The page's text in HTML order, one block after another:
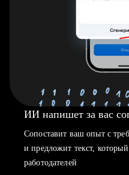
ИИ напишет за вас
Сопоставит ваш опыт с
и предложит текст,
работодателей